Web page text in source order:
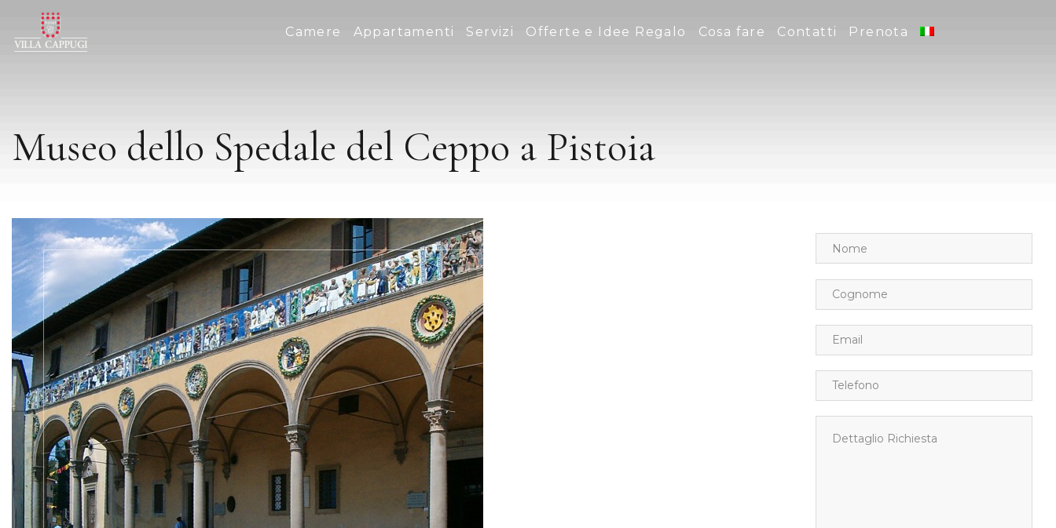
Camere Appartamenti Servizi Offerte e Idee Regalo Cosa fare Contatti Prenota
Museo dello Spedale del Ceppo a Pistoia